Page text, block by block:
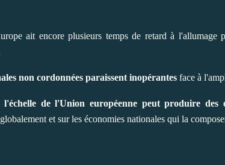
ait encore plusieurs temps de retard à l'allumage
non cordonnées paraissent inopérantes face à
de l'Union européenne peut produire des
et sur les économies nationales qui la